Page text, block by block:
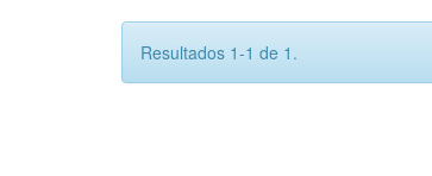
Resultados 1-1 de 1.